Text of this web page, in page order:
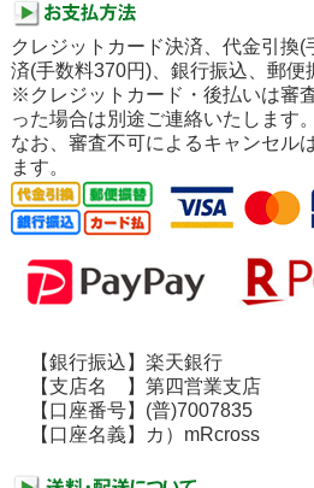
クレジットカード決済、代金引換
済(手数料370円)、銀行振込、郵便
※クレジットカード・後払いは審
った場合は別途ご連絡いたします。
なお、審査不可によるキャンセル
ます。
【銀行振込】楽天銀行
【支店名 】第四営業支店
【口座番号】(普)7007835
【口座名義】カ）mRcross